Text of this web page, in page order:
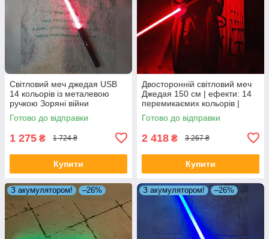
Світловий меч джедая USB
14 кольорів із металевою
ручкою Зоряні війни
Готово до відправки
1 275 ₴ 1 724 ₴
Купити
Двосторонній світловий меч
Джедая 150 см | ефекти: 14
перемикаємих кольорів |
звуки бою
Готово до відправки
2 418 ₴ 3 267 ₴
Купити
З акумулятором! –26% З акумулятором! –26%